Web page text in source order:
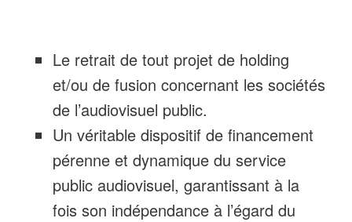
Le retrait de tout projet de holding
et/ou de fusion concernant les sociétés
de l’audiovisuel public.
Un véritable dispositif de financement
pérenne et dynamique du service
public audiovisuel, garantissant à la
fois son indépendance à l’égard du